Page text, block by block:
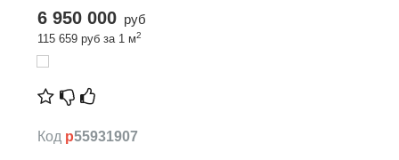
6 950 000 руб
115 659 руб за 1 м2
Код p55931907